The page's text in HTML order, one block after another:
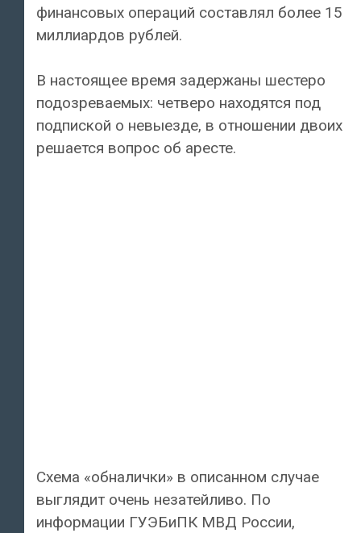
финансовых операций составлял более 15
миллиардов рублей.
В настоящее время задержаны шестеро
подозреваемых: четверо находятся под
подпиской о невыезде, в отношении двоих
решается вопрос об аресте.
Схема «обналички» в описанном случае
выглядит очень незатейливо. По
информации ГУЭБиПК МВД России,